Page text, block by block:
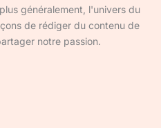
généralement, l'univers du
de rédiger du contenu de
notre passion.